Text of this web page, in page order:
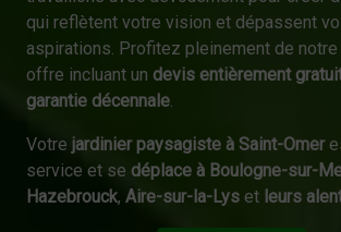
qui reflètent votre vision et dépassent
aspirations. Profitez pleinement de
offre incluant un devis entièrement
garantie décennale.
Votre jardinier paysagiste à Saint-Omer
service et se déplace à Boulogne-sur-
Hazebrouck, Aire-sur-la-Lys et leurs